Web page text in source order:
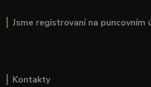
Jsme registrovaní na puncovním
Kontakty